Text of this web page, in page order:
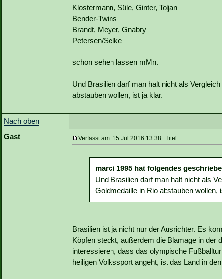
Klostermann, Süle, Ginter, Toljan
Bender-Twins
Brandt, Meyer, Gnabry
Petersen/Selke
schon sehen lassen mMn.
Und Brasilien darf man halt nicht als
abstauben wollen, ist ja klar.
Nach oben
Gast
Verfasst am: 15 Jul 2016 13:38 Titel:
marci 1995 hat folgendes
Und Brasilien darf man halt nicht als
Goldmedaille in Rio abstauben wollen,
Brasilien ist ja nicht nur der Ausrichter. Es
Köpfen steckt, außerdem die Blamage in der
interessieren, dass das olympische
heiligen Volkssport angeht, ist das Land in